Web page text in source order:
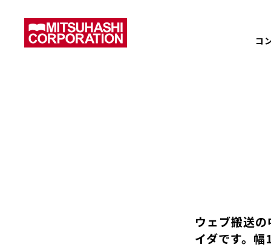
コ
ウェブ搬送
イダです。